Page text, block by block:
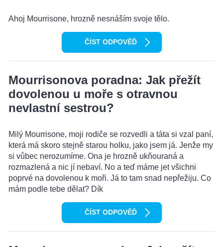
Ahoj Mourrisone, hrozně nesnáším svoje tělo.
ČÍST ODPOVĚĎ
Mourrisonova poradna: Jak přežít
dovolenou u moře s otravnou
nevlastní sestrou?
Milý Mourrisone, moji rodiče se rozvedli a táta si vzal paní,
která má skoro stejně starou holku, jako jsem já. Jenže my
si vůbec nerozumíme. Ona je hrozně ukňouraná a
rozmazlená a nic jí nebaví. No a teď máme jet všichni
poprvé na dovolenou k moři. Já to tam snad nepřežiju. Co
mám podle tebe dělat? Dík
ČÍST ODPOVĚĎ